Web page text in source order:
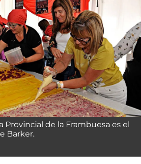
Provincial de la Frambuesa es el
Barker.